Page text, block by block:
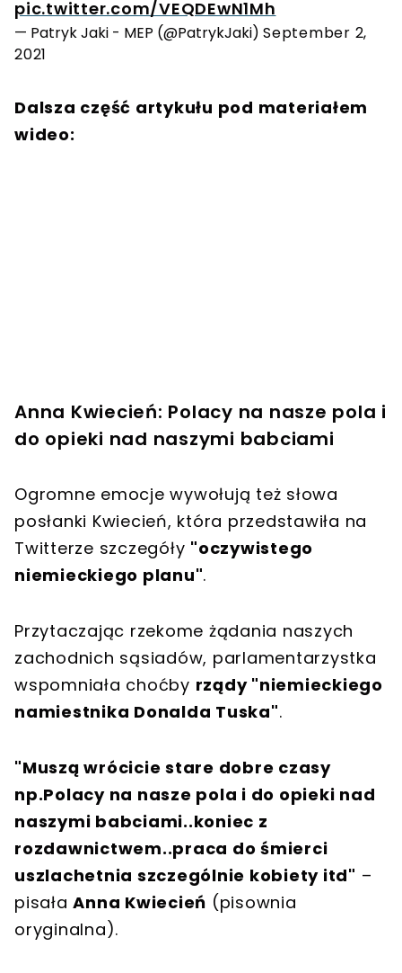
pic.twitter.com/VEQDEwN1Mh
— Patryk Jaki - MEP (@PatrykJaki) September 2,
2021
Dalsza część artykułu pod materiałem
wideo:
Anna Kwiecień: Polacy na nasze pola i
do opieki nad naszymi babciami
Ogromne emocje wywołują też słowa
posłanki Kwiecień, która przedstawiła na
Twitterze szczegóły "oczywistego
niemieckiego planu".
Przytaczając rzekome żądania naszych
zachodnich sąsiadów, parlamentarzystka
wspomniała choćby rządy "niemieckiego
namiestnika Donalda Tuska".
"Muszą wrócicie stare dobre czasy
np.Polacy na nasze pola i do opieki nad
naszymi babciami..koniec z
rozdawnictwem..praca do śmierci
uszlachetnia szczególnie kobiety itd" –
pisałaAnna Kwiecień (pisownia
oryginalna).